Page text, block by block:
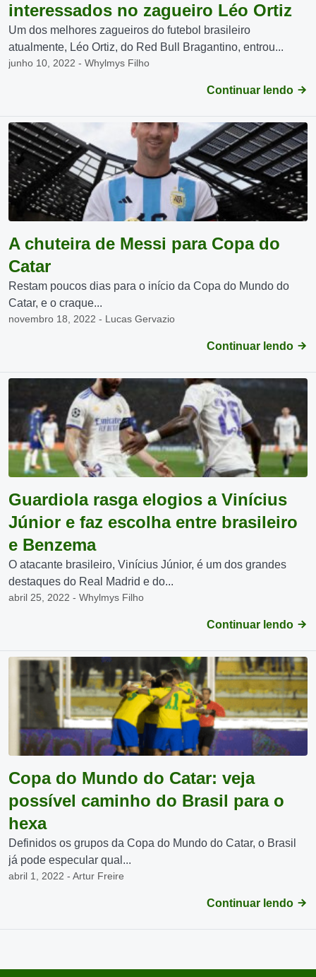
interessados no zagueiro Léo Ortiz
Um dos melhores zagueiros do futebol brasileiro
atualmente, Léo Ortiz, do Red Bull Bragantino, entrou...
junho 10, 2022 - Whylmys Filho
Continuar lendo
A chuteira de Messi para Copa do
Catar
Restam poucos dias para o início da Copa do Mundo do
Catar, e o craque...
novembro 18, 2022 - Lucas Gervazio
Continuar lendo
Guardiola rasga elogios a Vinícius
Júnior e faz escolha entre brasileiro
e Benzema
O atacante brasileiro, Vinícius Júnior, é um dos grandes
destaques do Real Madrid e do...
abril 25, 2022 - Whylmys Filho
Continuar lendo
Copa do Mundo do Catar: veja
possível caminho do Brasil para o
hexa
Definidos os grupos da Copa do Mundo do Catar, o Brasil
já pode especular qual...
abril 1, 2022 - Artur Freire
Continuar lendo